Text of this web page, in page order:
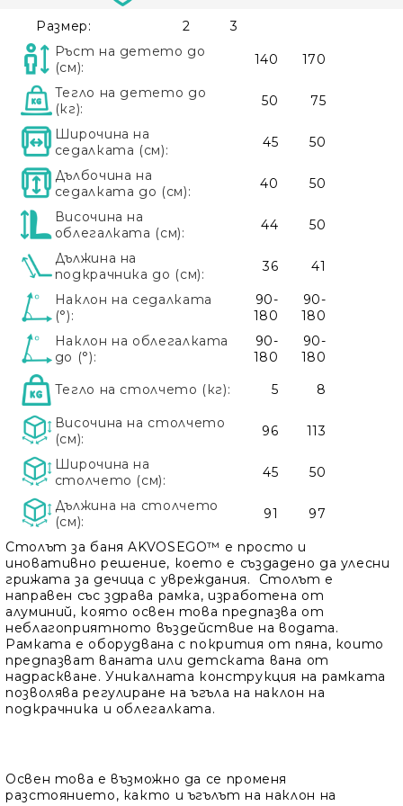
Столът за баня AKVOSEGO™ е просто и
иновативно решение, което е създадено да улесни
грижата за дечица с увреждания. Столът е
направен със здрава рамка, изработена от
алуминий, която освен това предпазва от
неблагоприятното въздействие на водата.
Рамката е оборудвана с покрития от пяна, които
предпазват ваната или детската вана от
надраскване. Уникалната конструкция на рамката
позволява регулиране на ъгъла на наклон на
подкрачника и облегалката.
Освен това е възможно да се променя
разстоянието, както и ъгълът на наклон на
Размер: 2
3
Ръст на детето до
(см):
140 170
Тегло на детето до
(кг):
50 75
Широчина на
седалката (см):
45 50
Дълбочина на
седалката до (см):
40 50
Височина на
облегалката (см):
44 50
Дължина на
подкрачника до (см):
36 41
Наклон на седалката
(°):
90-
180
90-
180
Наклон на облегалката
до (°):
90-
180
90-
180
Тегло на столчето (кг): 5 8
Височина на столчето
(см):
96 113
Широчина на
столчето (см):
45 50
Дължина на столчето
(см):
91 97